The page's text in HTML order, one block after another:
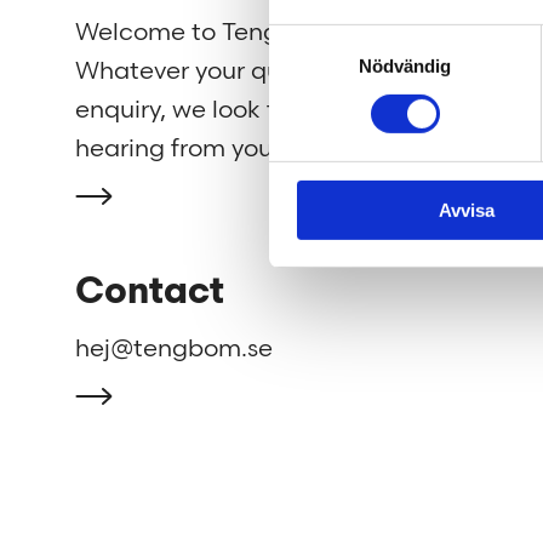
Samtyckesval
Nödvändig
Avvisa
Welcome to Tengbom!
Whatever your question or
enquiry, we look forward to
hearing from you.
We
Contact
hej@tengbom.se